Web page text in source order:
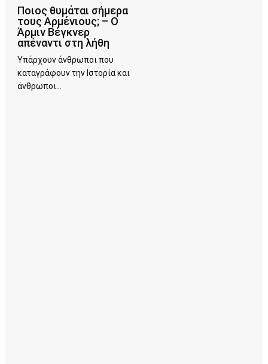
Ποιος θυμάται σήμερα
τους Αρμένιους; – Ο
Άρμιν Βέγκνερ
απέναντι στη λήθη
Υπάρχουν άνθρωποι που
καταγράφουν την Ιστορία και
άνθρωποι...